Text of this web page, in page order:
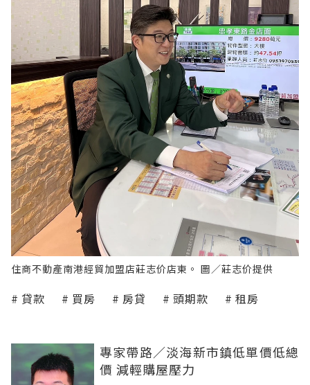
住商不動產南港經貿加盟店莊志价店東。 圖／莊志价提供
貸款 買房 房貸 頭期款 租房
專家帶路／淡海新市鎮低單價低總
價 減輕購屋壓力